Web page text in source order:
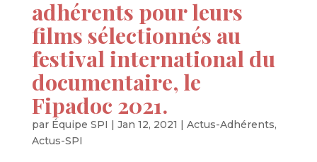
adhérents pour leurs
films sélectionnés au
festival international du
documentaire, le
Fipadoc 2021.
par Équipe SPI | Jan 12, 2021 | Actus-Adhérents,
Actus-SPI